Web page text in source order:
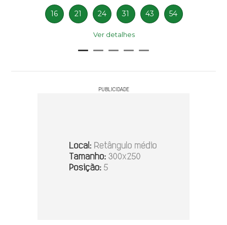
16 21 24 31 43 54
Ver detalhes
PUBLICIDADE